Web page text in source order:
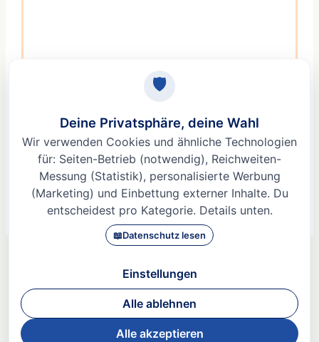
Macht Stress unfruchtbar? Der Mythos vom
Fruchtbarkeitskiller Stress
9. Februar 2026
Weiterlesen »
© 2026 Dr. med Heidi Gößlinghoff |
|